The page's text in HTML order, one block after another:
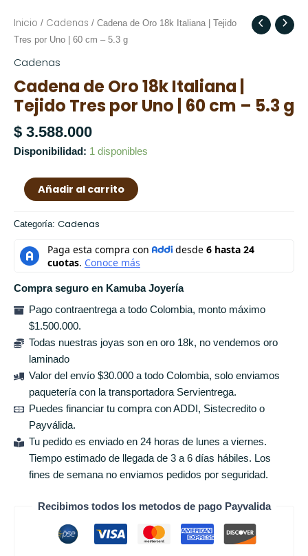
Inicio / Cadenas / Cadena de Oro 18k Italiana | Tejido
Tres por Uno | 60 cm – 5.3 g
Cadenas
Cadena de Oro 18k Italiana |
Tejido Tres por Uno | 60 cm – 5.3 g
$ 3.588.000
Disponibilidad: 1 disponibles
Cadena
de
Italiana
|
Tres
por
cm
5.3
cantidad
Añadir al carrito
Categoría: Cadenas
Compra seguro en Kamuba Joyería
Pago contraentrega a todo Colombia, monto máximo
$1.500.000.
Todas nuestras joyas son en oro 18k, no vendemos oro
laminado
Valor del envío $30.000 a todo Colombia, solo enviamos
paquetería con la transportadora Servientrega.
Puedes financiar tu compra con ADDI, Sistecredito o
Payválida.
Tu pedido es enviado en 24 horas de lunes a viernes.
Tiempo estimado de llegada de 3 a 6 días hábiles. Los
fines de semana no enviamos pedidos por seguridad.
Recibimos todos los metodos de pago Payvalida